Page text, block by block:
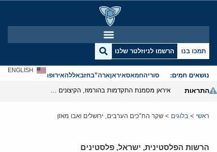
תמכו בנו הרשמו לניוזלטר שלנו
נושאים חמים: סוריהחמאסאיראןארה”בחזבאללהאירופהאנטישמיות
ENGLISH
התראות
ראשי > בלוגים > שקר הח"כים הערבים, ירושלים ואבו מאזן
הרשות הפלסטינית, ישראל, פלסטינים